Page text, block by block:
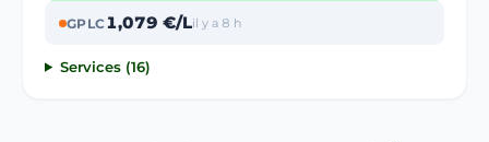
GPLC1,079 €/Lil y a 8 h
Services (16)